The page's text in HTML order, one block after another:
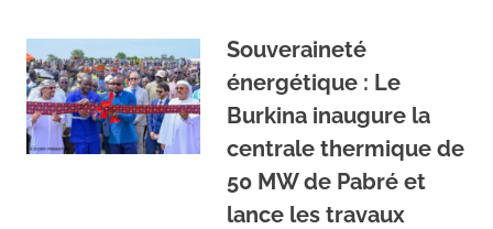
Souveraineté
énergétique : Le
Burkina inaugure la
centrale thermique de
50 MW de Pabré et
lance les travaux